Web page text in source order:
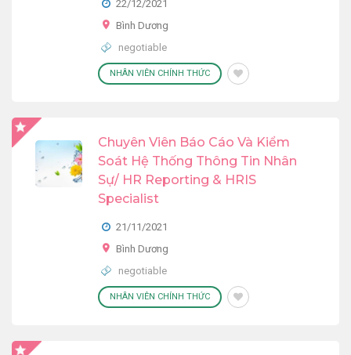
22/12/2021
Bình Dương
negotiable
NHÂN VIÊN CHÍNH THỨC
Chuyên Viên Báo Cáo Và Kiểm
Soát Hệ Thống Thông Tin Nhân
Sự/ HR Reporting & HRIS
Specialist
21/11/2021
Bình Dương
negotiable
NHÂN VIÊN CHÍNH THỨC